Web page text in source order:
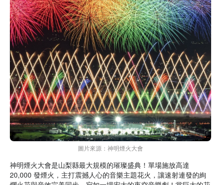
圖片來源：神明煙火大會
神明煙火大會是山梨縣最大規模的璀璨盛典！單場施放高達
20,000 發煙火，主打震撼人心的音樂主題花火，讓速射連發的絢